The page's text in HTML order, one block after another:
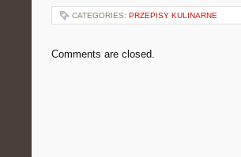
CATEGORIES: PRZEPISY KULINARNE
Comments are closed.